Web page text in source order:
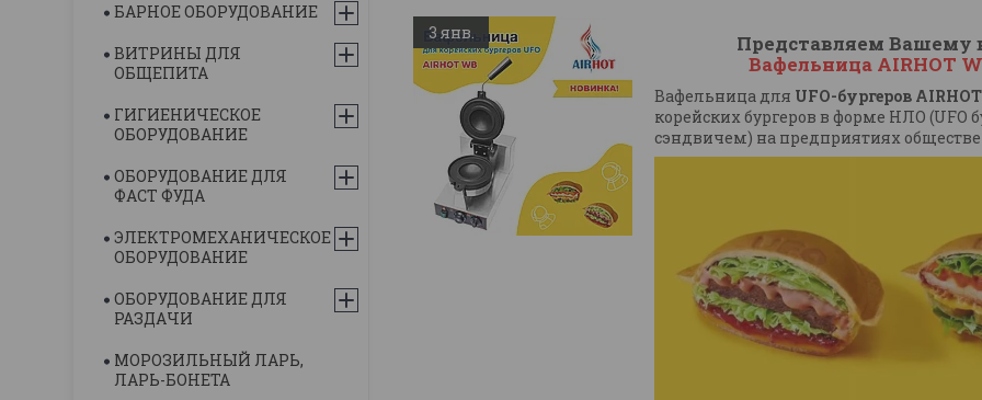
3 янв.
Представляем
Вафельница AIRHOT
Вафельница для UFO-бургеров
корейских бургеров в форме НЛО
сэндвичем) на предприятиях
БАРНОЕ ОБОРУДОВАНИЕ
ВИТРИНЫ ДЛЯ
ОБЩЕПИТА
ГИГИЕНИЧЕСКОЕ
ОБОРУДОВАНИЕ
ОБОРУДОВАНИЕ ДЛЯ
ФАСТ ФУДА
ЭЛЕКТРОМЕХАНИЧЕСКОЕ
ОБОРУДОВАНИЕ
ОБОРУДОВАНИЕ ДЛЯ
РАЗДАЧИ
МОРОЗИЛЬНЫЙ ЛАРЬ,
ЛАРЬ-БОНЕТА